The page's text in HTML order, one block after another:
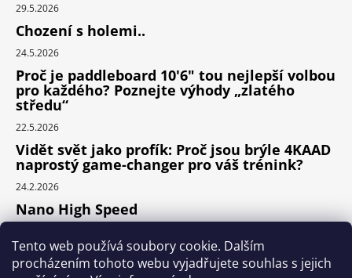
Tento web používá soubory cookie. Dalším
procházením tohoto webu vyjadřujete souhlas s jejich
29.5.2026
Chození s holemi..
24.5.2026
Proč je paddleboard 10'6" tou nejlepší volbou
pro každého? Poznejte výhody „zlatého
středu“
22.5.2026
Vidět svět jako profík: Proč jsou brýle 4KAAD
naprostý game-changer pro váš trénink?
24.2.2026
Nano High Speed
Nejlepší cyklodoplňky v porovnání cena /
výkon